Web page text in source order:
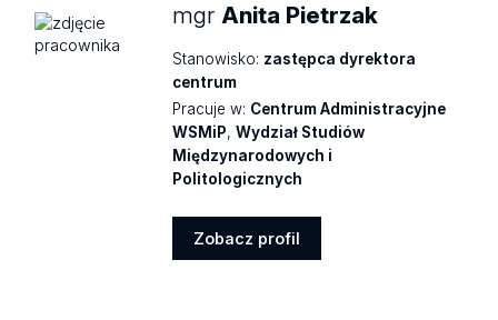
mgrAnita Pietrzak
Stanowisko: zastępca dyrektora
centrum
Pracuje w: Centrum Administracyjne
WSMiP,Wydział Studiów
Międzynarodowych i
Politologicznych
Zobacz profil